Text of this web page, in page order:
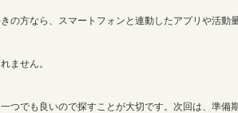
方なら、スマートフォンと連動したアプリや活
ません。
でも良いので探すことが大切です。次回は、準備